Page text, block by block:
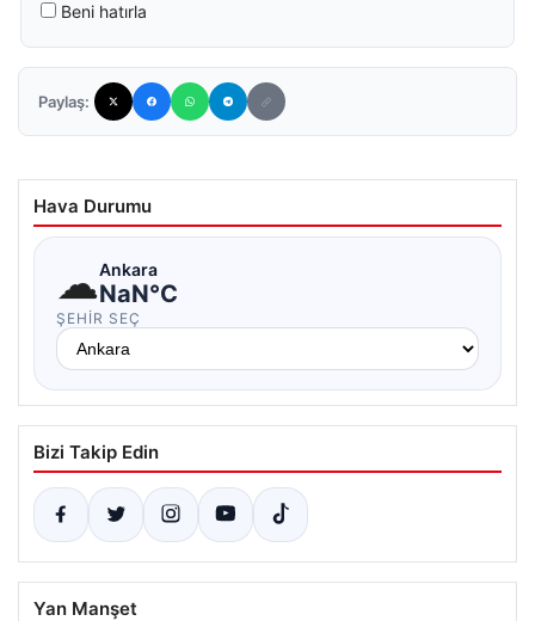
Beni hatırla
Paylaş:
Hava Durumu
☁Ankara
NaN°C
ŞEHIR SEÇ
Bizi Takip Edin
Yan Manşet